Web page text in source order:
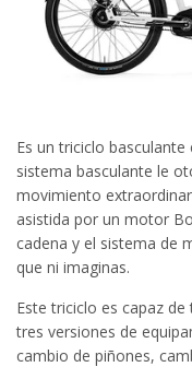
Es un triciclo
sistema basculante le
movimiento
asistida por un motor
cadena y el sistema de
que ni imaginas.
Este triciclo es capaz
tres versiones de
cambio de piñones,